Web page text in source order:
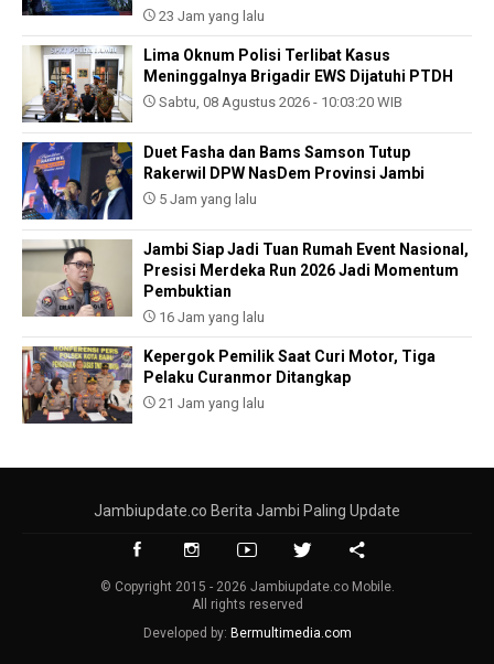
23 Jam yang lalu
Lima Oknum Polisi Terlibat Kasus
Meninggalnya Brigadir EWS Dijatuhi PTDH
Sabtu, 08 Agustus 2026 - 10:03:20 WIB
Duet Fasha dan Bams Samson Tutup
Rakerwil DPW NasDem Provinsi Jambi
5 Jam yang lalu
Jambi Siap Jadi Tuan Rumah Event Nasional,
Presisi Merdeka Run 2026 Jadi Momentum
Pembuktian
16 Jam yang lalu
Kepergok Pemilik Saat Curi Motor, Tiga
Pelaku Curanmor Ditangkap
21 Jam yang lalu
Jambiupdate.co Berita Jambi Paling Update
© Copyright 2015 - 2026 Jambiupdate.co Mobile.
All rights reserved
Developed by: Bermultimedia.com